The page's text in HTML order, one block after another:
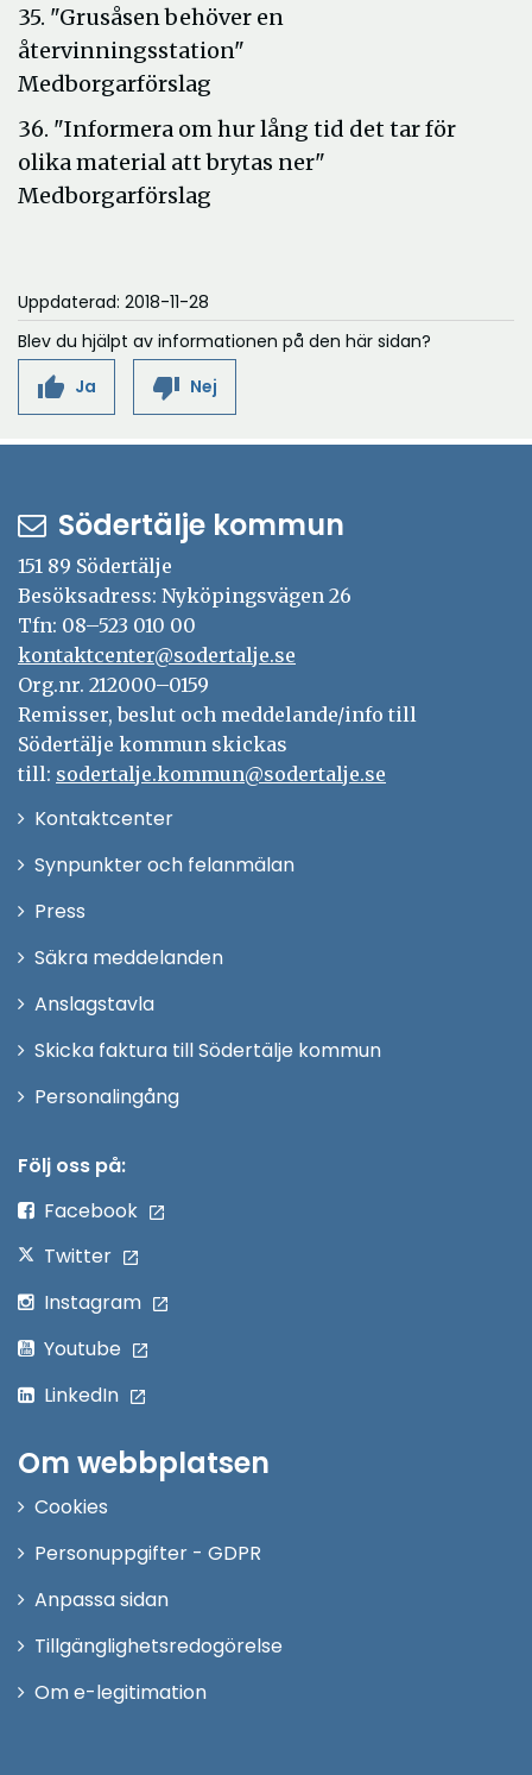
35. "Grusåsen behöver en
återvinningsstation"
Medborgarförslag
36. "Informera om hur lång tid det tar för
olika material att brytas ner"
Medborgarförslag
Uppdaterad: 2018-11-28
Blev du hjälpt av informationen på den här sidan?
thumb_up Ja thumb_down Nej
Södertälje kommun
151 89 Södertälje
Besöksadress: Nyköpingsvägen 26
Tfn: 08–523 010 00
kontaktcenter@sodertalje.se
Org.nr. 212000–0159
Remisser, beslut och meddelande/info till
Södertälje kommun skickas
till: sodertalje.kommun@sodertalje.se
KontaktcenterÖppna
Synpunkter och felanmälan
Press
fönster
Säkra meddelanden
Anslagstavla
Skicka faktura till Södertälje kommun
PersonalingångÖppna
Följ oss på:
Facebook
Twitter
Instagram
Youtube
LinkedIn
Om webbplatsen
Cookies
Personuppgifter - GDPR
Anpassa sidan
Tillgänglighetsredogörelse
Om e-legitimation